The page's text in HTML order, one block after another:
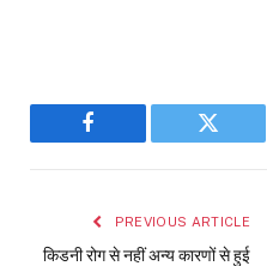
Facebook Twitter
PREVIOUS ARTICLE
किडनी रोग से नहीं अन्य कारणों से हुई